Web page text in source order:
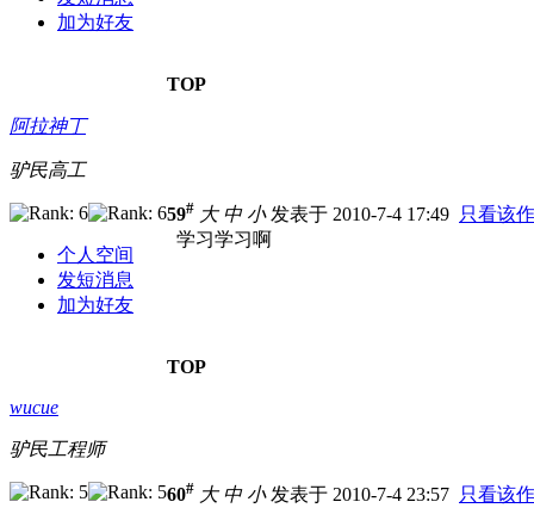
加为好友
TOP
阿拉神丁
驴民高工
个人空间
发短消息
加为好友
59# 大 中 小发表于 2010-7-4 17:49 只看该
学习学习啊
TOP
wucue
驴民工程师
60# 大 中 小发表于 2010-7-4 23:57 只看该